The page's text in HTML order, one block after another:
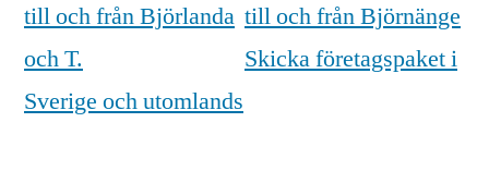
till och från Björlanda
och T.
till och från Björnänge
Skicka företagspaket i
Sverige och utomlands